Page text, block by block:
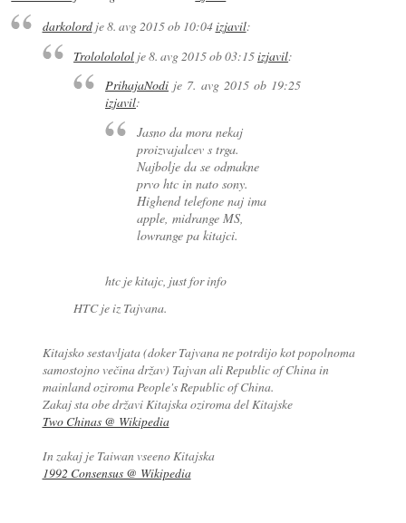
darkolordje8. avg 2015 ob 10:04izjavil:
Trololololol je8. avg 2015 ob 03:15izjavil:
PrihajaNodije 7. avg 2015 ob 19:25
izjavil:
Jasno da mora nekaj
proizvajalcev s trga.
Najbolje da se odmakne
prvo htc in nato sony.
Highend telefone naj ima
apple, midrange MS,
lowrange pa kitajci.
htc je kitajc, just for info
HTC je iz Tajvana.
Kitajsko sestavljata (doker Tajvana ne potrdijo kot popolnoma
samostojno večina držav) Tajvan ali Republic of China in
mainland oziroma People's Republic of China.
Zakaj sta obe državi Kitajska oziroma del Kitajske
Two Chinas @ Wikipedia
In zakaj je Taiwan vseeno Kitajska
1992 Consensus @ Wikipedia